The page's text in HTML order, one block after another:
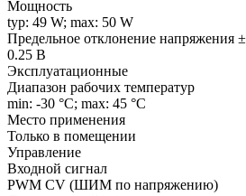
Мощность
typ: 49 W; max: 50 W
Предельное отклонение напряжения ±
0.25 В
Эксплуатационные
Диапазон рабочих температур
min: -30 °C; max: 45 °C
Место применения
Только в помещении
Управление
Входной сигнал
PWM СV (ШИМ по напряжению)